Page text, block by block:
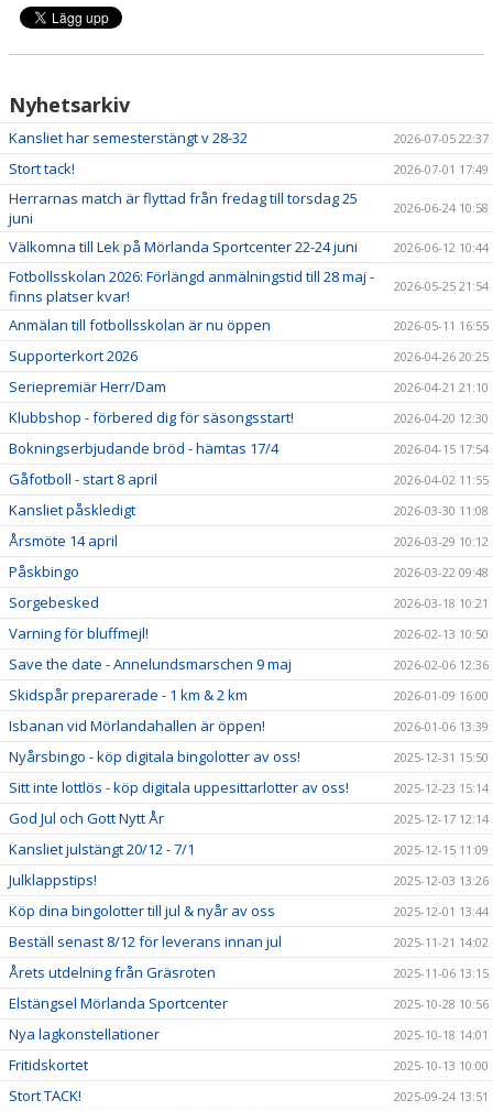
Nyhetsarkiv
Kansliet har semesterstängt v 28-32 2026-07-05 22:37
Stort tack! 2026-07-01 17:49
Herrarnas match är flyttad från fredag till torsdag 25
juni
2026-06-24 10:58
Välkomna till Lek på Mörlanda Sportcenter 22-24 juni 2026-06-12 10:44
Fotbollsskolan 2026: Förlängd anmälningstid till 28 maj -
finns platser kvar!
2026-05-25 21:54
Anmälan till fotbollsskolan är nu öppen 2026-05-11 16:55
Supporterkort 2026 2026-04-26 20:25
Seriepremiär Herr/Dam 2026-04-21 21:10
Klubbshop - förbered dig för säsongsstart! 2026-04-20 12:30
Bokningserbjudande bröd - hämtas 17/4 2026-04-15 17:54
Gåfotboll - start 8 april 2026-04-02 11:55
Kansliet påskledigt 2026-03-30 11:08
Årsmöte 14 april 2026-03-29 10:12
Påskbingo 2026-03-22 09:48
Sorgebesked 2026-03-18 10:21
Varning för bluffmejl! 2026-02-13 10:50
Save the date - Annelundsmarschen 9 maj 2026-02-06 12:36
Skidspår preparerade - 1 km & 2 km 2026-01-09 16:00
Isbanan vid Mörlandahallen är öppen! 2026-01-06 13:39
Nyårsbingo - köp digitala bingolotter av oss! 2025-12-31 15:50
Sitt inte lottlös - köp digitala uppesittarlotter av oss! 2025-12-23 15:14
God Jul och Gott Nytt År 2025-12-17 12:14
Kansliet julstängt 20/12 - 7/1 2025-12-15 11:09
Julklappstips! 2025-12-03 13:26
Köp dina bingolotter till jul & nyår av oss 2025-12-01 13:44
Beställ senast 8/12 för leverans innan jul 2025-11-21 14:02
Årets utdelning från Gräsroten 2025-11-06 13:15
Elstängsel Mörlanda Sportcenter 2025-10-28 10:56
Nya lagkonstellationer 2025-10-18 14:01
Fritidskortet 2025-10-13 10:00
Stort TACK! 2025-09-24 13:51